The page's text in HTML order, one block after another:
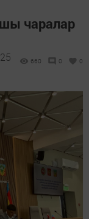
чаралар
660 0 0